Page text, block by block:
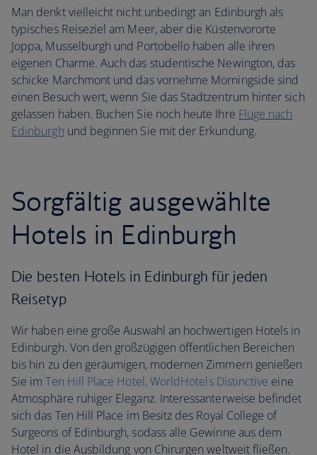
Man denkt vielleicht nicht unbedingt an Edinburgh als
typisches Reiseziel am Meer, aber die Küstenvororte
Joppa, Musselburgh und Portobello haben alle ihren
eigenen Charme. Auch das studentische Newington, das
schicke Marchmont und das vornehme Morningside sind
einen Besuch wert, wenn Sie das Stadtzentrum hinter sich
gelassen haben. Buchen Sie noch heute Ihre Flüge nach
Edinburgh und beginnen Sie mit der Erkundung.
Sorgfältig ausgewählte
Hotels in Edinburgh
Die besten Hotels in Edinburgh für jeden
Reisetyp
Wir haben eine große Auswahl an hochwertigen Hotels in
Edinburgh. Von den großzügigen öffentlichen Bereichen
bis hin zu den geräumigen, modernen Zimmern genießen
Sie imTen Hill Place Hotel, WorldHotels Distinctive eine
Atmosphäre ruhiger Eleganz. Interessanterweise befindet
sich das Ten Hill Place im Besitz des Royal College of
Surgeons of Edinburgh, sodass alle Gewinne aus dem
Hotel in die Ausbildung von Chirurgen weltweit fließen.